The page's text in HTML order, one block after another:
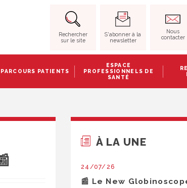
RECHERCHER
Rechercher
sur le site
S'abonner à la
newsletter
Nous
contacter
PARCOURS PATIENTS
ESPACE
PROFESSIONNELS DE
SANTÉ
À LA UNE
24/07/26
📰 Le New